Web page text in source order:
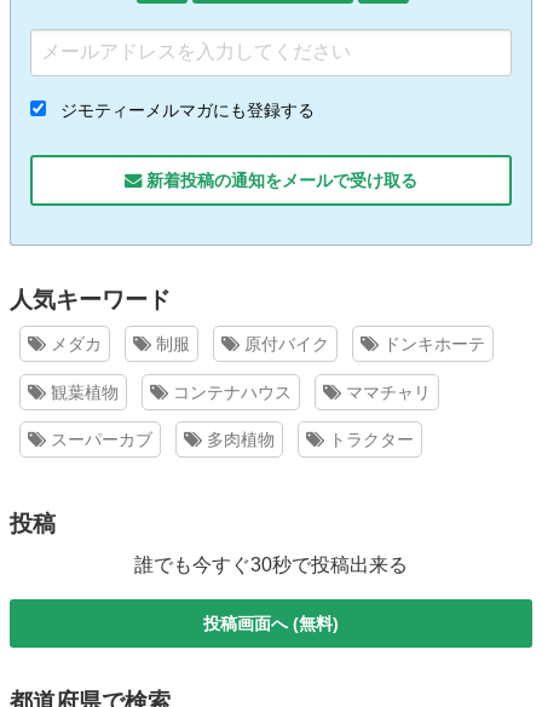
ジモティーメルマガにも登録する
新着投稿の通知をメールで受け取る
人気キーワード
メダカ 制服 原付バイク ドンキホーテ
観葉植物 コンテナハウス ママチャリ
スーパーカブ 多肉植物 トラクター
投稿
誰でも今すぐ30秒で投稿出来る
投稿画面へ (無料)
都道府県で検索